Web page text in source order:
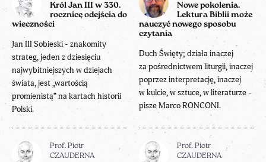
Król Jan III w 330.
rocznicę odejścia do
wieczności
Jan III Sobieski - znakomity
strateg, jeden z dziesięciu
najwybitniejszych w dziejach
świata, jest „wartością
promienistą” na kartach historii
Polski.
Nowe pokolenia.
Lektura Biblii może
nauczyć nowego sposobu
czytania
Duch Święty; działa inaczej
za pośrednictwem liturgii, inaczej
poprzez interpretację, inaczej
w kulcie, w sztuce, w literaturze -
pisze Marco RONCONI.
Prof. Piotr
CZAUDERNA
Prof. Piotr
CZAUDERNA